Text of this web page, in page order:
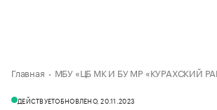
Главная МБУ «ЦБ МК И БУ МР «КУРАХСКИЙ
ДЕЙСТВУЕТОБНОВЛЕНО, 20.11.2023